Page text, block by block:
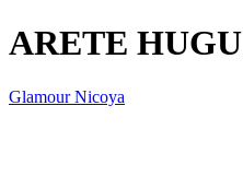
ARETE
Glamour Nicoya